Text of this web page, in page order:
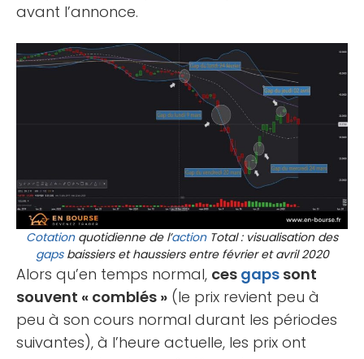
avant l’annonce.
Cotationquotidienne de l’actionTotal : visualisation des
gapsbaissiers et haussiers entre février et avril 2020
Alors qu’en temps normal, ces gaps sont
souvent « comblés » (le prix revient peu à
peu à son cours normal durant les périodes
suivantes), à l’heure actuelle, les prix ont